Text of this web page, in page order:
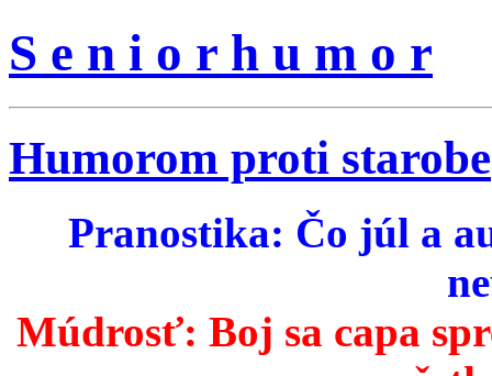
S e n i o r h u m o r
Humorom proti starobe
Pranostika: Čo júl a
Múdrosť: Boj sa capa